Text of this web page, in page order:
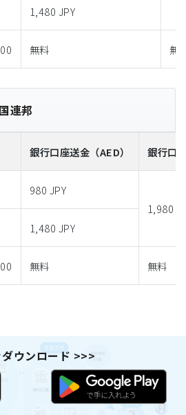
1,480 JPY
無料 無
連邦
銀行口座送金 （AED） 銀行口
980 JPY
1,980
1,480 JPY
無料 無料
ウンロード >>>